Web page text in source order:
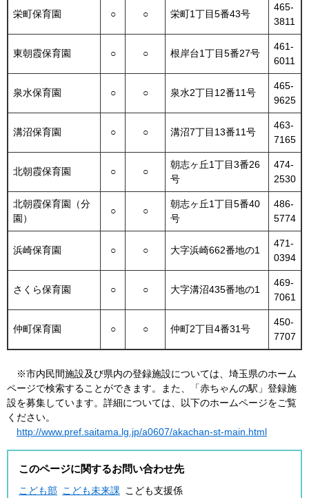
栄町保育園 ○ ○ 栄町1丁目5番43号
465-
3811
東朝霞保育園 ○ ○ 根岸台1丁目5番27号
461-
6011
泉水保育園 ○ ○ 泉水2丁目12番11号
465-
9625
溝沼保育園 ○ ○ 溝沼7丁目13番11号
463-
7165
北朝霞保育園 ○ ○
朝志ヶ丘1丁目3番26
号
474-
2530
北朝霞保育園（分
園）
○ ○
朝志ヶ丘1丁目5番40
号
486-
5774
浜崎保育園 ○ ○ 大字浜崎662番地の1
471-
0394
さくら保育園 ○ ○ 大字溝沼435番地の1
469-
7061
仲町保育園 ○ ○ 仲町2丁目4番31号
450-
7707
※市内民間施設及び県内の登録施設については、埼玉県のホーム
ページで検索することができます。また、「赤ちゃんの駅」登録施
設を募集しています。詳細については、以下のホームページをご覧
ください。
http://www.pref.saitama.lg.jp/a0607/akachan-st-main.html
このページに関するお問い合わせ先
こども部 こども未来課
こども支援係